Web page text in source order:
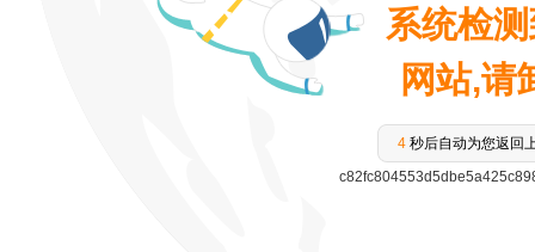
系统检
网站,请
3 秒后自动为您返回